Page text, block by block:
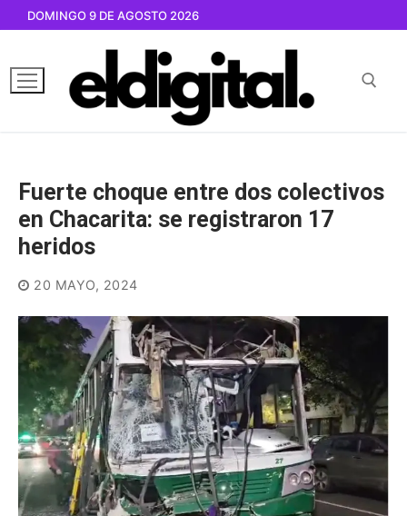
contenido
DOMINGO 9 DE AGOSTO 2026
Fuerte choque entre dos colectivos
en Chacarita: se registraron 17
heridos
20 MAYO, 2024